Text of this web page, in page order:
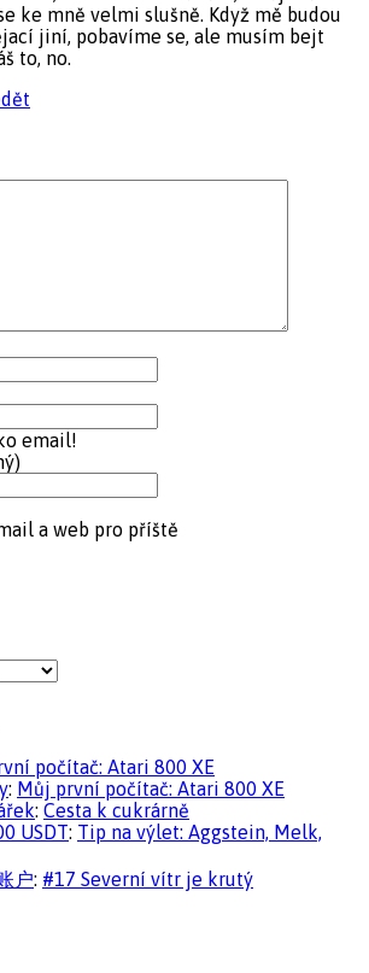
ke mně velmi slušně. Když mě budou
jiní, pobavíme se, ale musím bejt
to, no.
email!
a web pro příště
počítač: Atari 800 XE
: Můj první počítač: Atari 800 XE
: Cesta k cukrárně
USDT: Tip na výlet: Aggstein, Melk,
户: #17 Severní vítr je krutý